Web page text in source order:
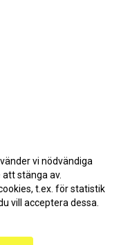
vi nödvändiga
stänga av.
t.ex. för statistik
vill acceptera dessa.